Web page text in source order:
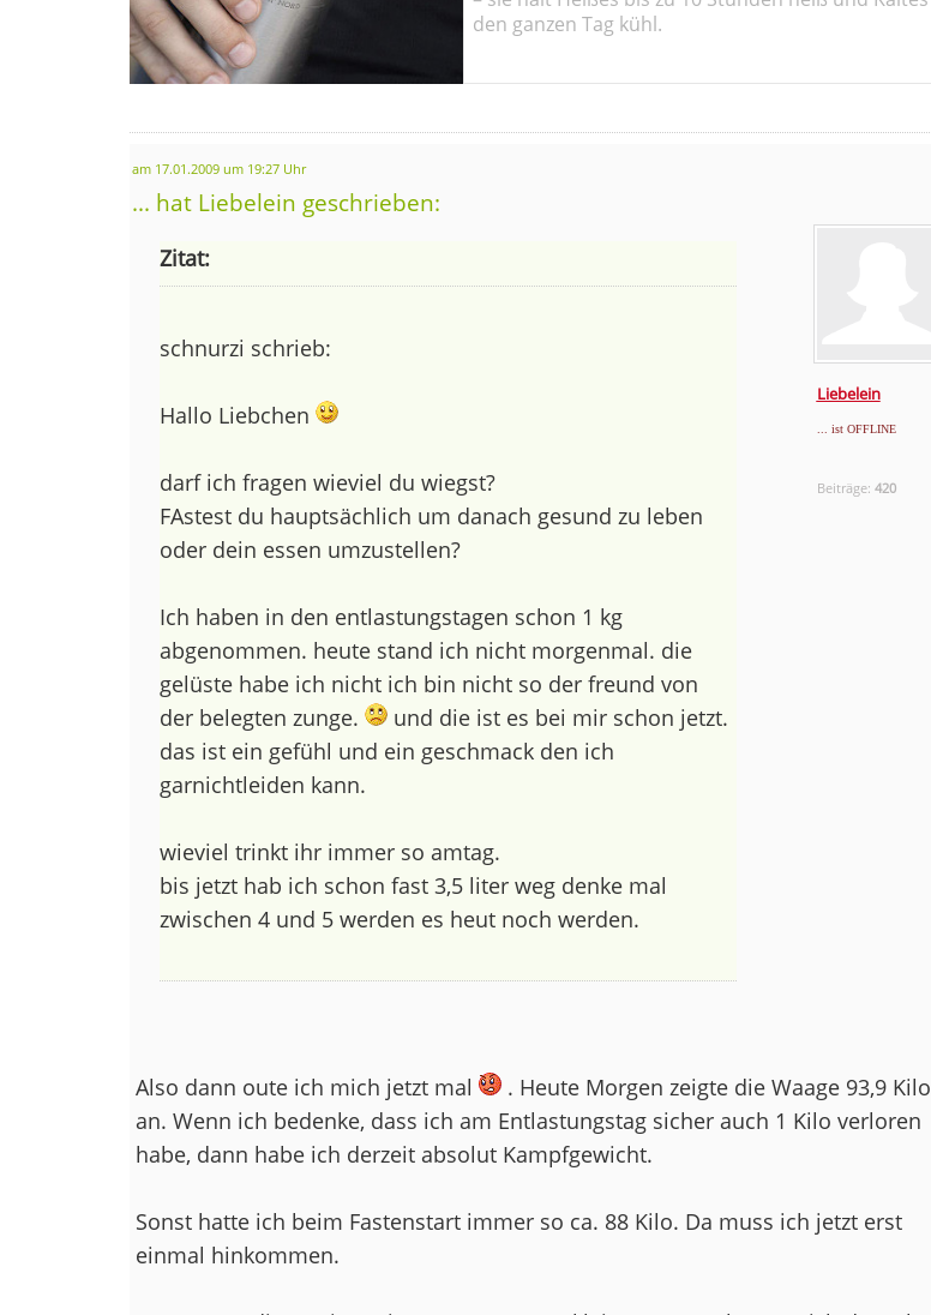
den ganzen Tag kühl.
am 17.01.2009 um 19:27 Uhr
... hat Liebelein geschrieben:
Liebelein
... ist OFFLINE
Beiträge: 420
Zitat:
schnurzi schrieb:
Hallo Liebchen
darf ich fragen wieviel du wiegst?
FAstest du hauptsächlich um danach gesund zu leben
oder dein essen umzustellen?
Ich haben in den entlastungstagen schon 1 kg
abgenommen. heute stand ich nicht morgenmal. die
gelüste habe ich nicht ich bin nicht so der freund von
der belegten zunge.
und die ist es bei mir schon jetzt.
das ist ein gefühl und ein geschmack den ich
garnichtleiden kann.
wieviel trinkt ihr immer so amtag.
bis jetzt hab ich schon fast 3,5 liter weg denke mal
zwischen 4 und 5 werden es heut noch werden.
Also dann oute ich mich jetzt mal
. Heute Morgen zeigte die Waage 93,9 Kilo
an. Wenn ich bedenke, dass ich am Entlastungstag sicher auch 1 Kilo verloren
habe, dann habe ich derzeit absolut Kampfgewicht.
Sonst hatte ich beim Fastenstart immer so ca. 88 Kilo. Da muss ich jetzt erst
einmal hinkommen.